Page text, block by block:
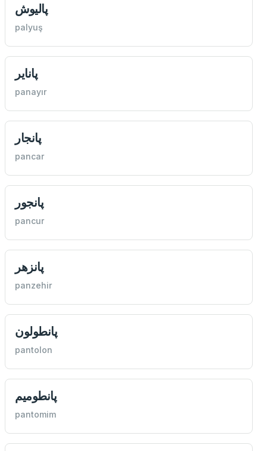
پاليوش
palyuş
پاناير
panayır
پانجار
pancar
پانجور
pancur
پانزهر
panzehir
پانطولون
pantolon
پانطوميم
pantomim